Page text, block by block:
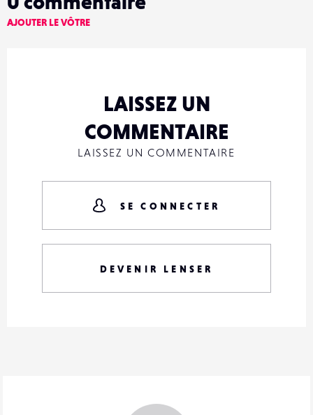
AJOUTER LE VÔTRE
LAISSEZ UN
COMMENTAIRE
LAISSEZ UN COMMENTAIRE
SE CONNECTER
DEVENIR LENSER